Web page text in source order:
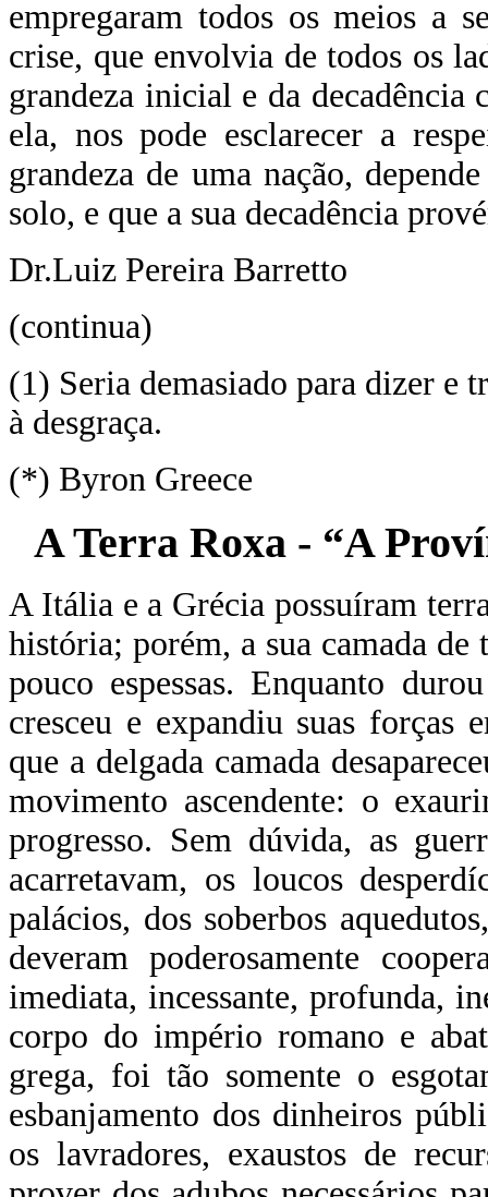
empregaram todos os meios a
crise, que envolvia de todos os
grandeza inicial e da
ela, nos pode esclarecer a
grandeza de uma nação,
solo, e que a sua decadência
Dr.Luiz Pereira Barretto
(continua)
(1) Seria demasiado para dizer e
à desgraça.
(*) Byron Greece
A Terra Roxa - “A
A Itália e a Grécia possuíram
história; porém, a sua camada
pouco espessas. Enquanto
cresceu e expandiu suas forças
que a delgada camada
movimento ascendente: o
progresso. Sem dúvida, as
acarretavam, os loucos
palácios, dos soberbos
deveram poderosamente
imediata, incessante, profunda,
corpo do império romano e
grega, foi tão somente o
esbanjamento dos dinheiros
os lavradores, exaustos de